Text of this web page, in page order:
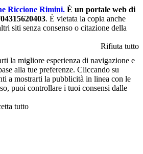
Riccione Rimini. È un portale web di
. È vietata la copia anche
siti senza consenso o citazione della
Rifiuta tutto
la migliore esperienza di navigazione e
alla tue preferenze. Cliccando su
a mostrarti la pubblicità in linea con le
puoi controllare i tuoi consensi dalle
tutto